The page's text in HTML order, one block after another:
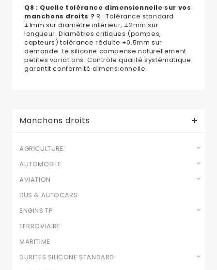
Q8 : Quelle tolérance dimensionnelle sur vos
manchons droits ? R : Tolérance standard
±1mm sur diamètre intérieur, ±2mm sur
longueur. Diamètres critiques (pompes,
capteurs) tolérance réduite ±0.5mm sur
demande. Le silicone compense naturellement
petites variations. Contrôle qualité systématique
garantit conformité dimensionnelle.
Manchons droits
AGRICULTURE
AUTOMOBILE
AVIATION
BUS & AUTOCARS
ENGINS TP
FERROVIAIRE
MARITIME
DURITES SILICONE STANDARD